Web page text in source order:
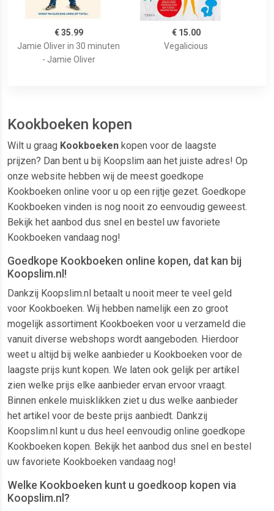
€ 35.99
Jamie Oliver in 30 minuten
- Jamie Oliver
€ 15.00
Vegalicious
Kookboeken kopen
Wilt u graag Kookboeken kopen voor de laagste
prijzen? Dan bent u bij Koopslim aan het juiste adres! Op
onze website hebben wij de meest goedkope
Kookboeken online voor u op een rijtje gezet. Goedkope
Kookboeken vinden is nog nooit zo eenvoudig geweest.
Bekijk het aanbod dus snel en bestel uw favoriete
Kookboeken vandaag nog!
Goedkope Kookboeken online kopen, dat kan bij
Koopslim.nl!
Dankzij Koopslim.nl betaalt u nooit meer te veel geld
voor Kookboeken. Wij hebben namelijk een zo groot
mogelijk assortiment Kookboeken voor u verzameld die
vanuit diverse webshops wordt aangeboden. Hierdoor
weet u altijd bij welke aanbieder u Kookboeken voor de
laagste prijs kunt kopen. We laten ook gelijk per artikel
zien welke prijs elke aanbieder ervan ervoor vraagt.
Binnen enkele muisklikken ziet u dus welke aanbieder
het artikel voor de beste prijs aanbiedt. Dankzij
Koopslim.nl kunt u dus heel eenvoudig online goedkope
Kookboeken kopen. Bekijk het aanbod dus snel en bestel
uw favoriete Kookboeken vandaag nog!
Welke Kookboeken kunt u goedkoop kopen via
Koopslim.nl?